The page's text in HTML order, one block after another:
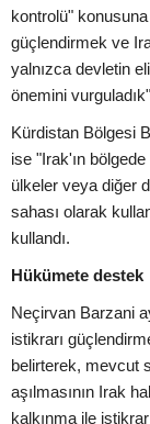
kontrolü"
güçlendirmek ve
yalnızca devletin
önemini
Kürdistan Bölgesi
ise "Irak'ın
ülkeler veya diğer
sahası olarak
kullandı.
Hükümete destek
Neçirvan Barzani
istikrarı
belirterek, mevcut
aşılmasının Irak
kalkınma ile